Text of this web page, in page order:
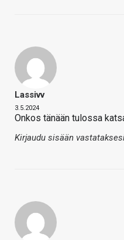
Lassivv
3.5.2024
Onkos tänään tulossa
Kirjaudu sisään